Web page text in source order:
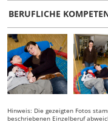
BERUFLICHE
Hinweis: Die gezeigten Fotos
beschriebenen Einzelberuf